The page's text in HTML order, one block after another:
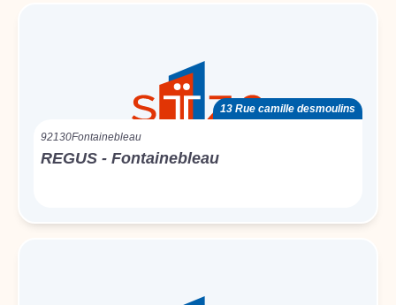
13 Rue camille desmoulins
92130Fontainebleau
REGUS - Fontainebleau